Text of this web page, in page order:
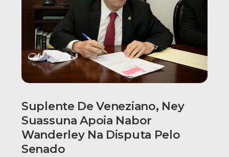
Suplente De Veneziano, Ney
Suassuna Apoia Nabor
Wanderley Na Disputa Pelo
Senado